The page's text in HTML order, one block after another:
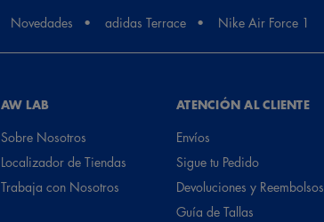
Novedades adidas Terrace Nike Air Force 1
AW LAB
Sobre Nosotros
Localizador de Tiendas
Trabaja con Nosotros
ATENCIÓN AL CLIENTE
Envíos
Sigue tu Pedido
Devoluciones y Reembolsos
Guía de Tallas